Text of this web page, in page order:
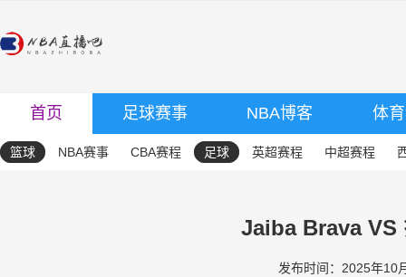
首页 足球赛事 NBA博客 体
篮球 NBA赛事 CBA赛程 足球 英超赛程 中超赛程
Jaiba Brava VS
发布时间：2025年10